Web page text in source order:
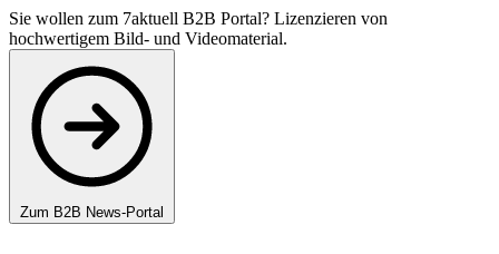
Sie wollen zum 7aktuell B2B Portal? Lizenzieren von
hochwertigem Bild- und Videomaterial.
Zum B2B News-Portal